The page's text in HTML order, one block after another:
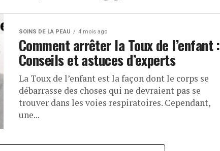
SOINS DE LA PEAU 4 mois ago
Comment arrêter la Toux de l’enfant :
Conseils et astuces d’experts
La Toux de l’enfant est la façon dont le corps se
débarrasse des choses qui ne devraient pas se
trouver dans les voies respiratoires. Cependant,
une...